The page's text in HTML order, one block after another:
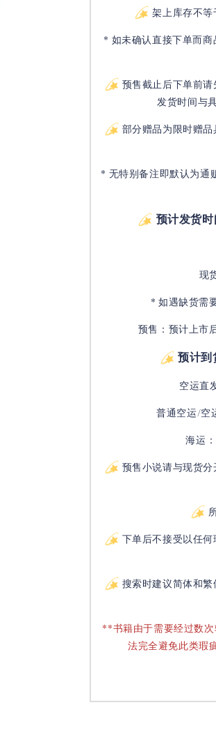
架上库存不
* 如未确认直接下单而
预售截止后下单前
发货时间与
部分赠品为限时赠
* 无特别备注即默认为
预计发货时
现
* 如遇缺货需
预售：预计上市
预计到
空运直
普通空运/空
海运
预售小说请与现货
下单后不接受以任
搜索时建议简体和
**书籍由于需要经过数
法完全避免此类瑕